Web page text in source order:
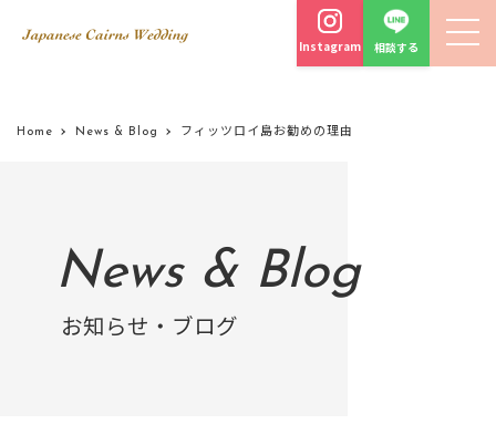
Instagram 相談する
Home News & Blog フィッツロイ島お勧めの理由
News & Blog
お知らせ・ブログ